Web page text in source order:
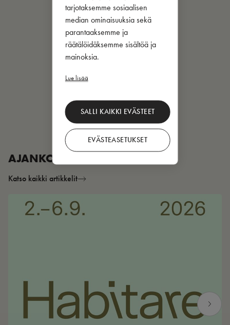
tarjotaksemme sosiaalisen
median ominaisuuksia sekä
parantaaksemme ja
räätälöidäksemme sisältöä ja
mainoksia.
Lue lisää
SALLI KAIKKI EVÄSTEET
EVÄSTEASETUKSET
AJANKOHTAISTA
Katso kaikki artikkelit